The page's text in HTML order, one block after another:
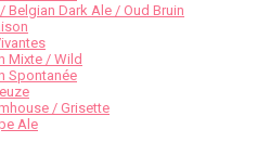
Belgian Dark Ale / Oud Bruin
Mixte / Wild
Spontanée
/ Grisette
Ale